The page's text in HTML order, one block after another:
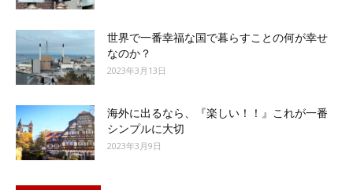
世界で一番幸福な国で暮らすことの何が幸せ
なのか？
2023年3月13日
海外に出るなら、『楽しい！！』これが一番
シンプルに大切
2023年3月9日